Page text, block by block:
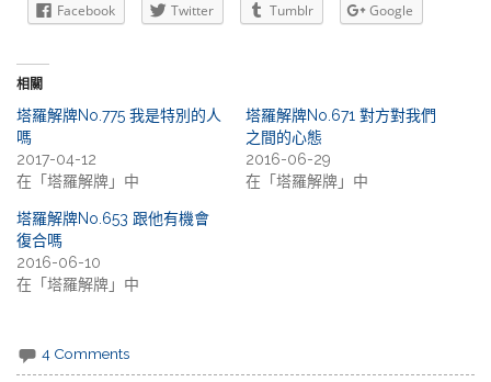
Facebook Twitter Tumblr Google
相關
塔羅解牌No.775 我是特別的人
嗎
2017-04-12
在「塔羅解牌」中
塔羅解牌No.671 對方對我們
之間的心態
2016-06-29
在「塔羅解牌」中
塔羅解牌No.653 跟他有機會
復合嗎
2016-06-10
在「塔羅解牌」中
4 Comments